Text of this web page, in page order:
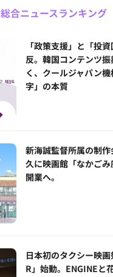
総合ニュースランキング
「政策支援」と「投
反。韓国コンテンツ
く、クールジャパン
字」の本質
新海誠監督所属の制
久に映画館「なかご
開業へ。
日本初のタクシー映
R」始動。ENGINEと